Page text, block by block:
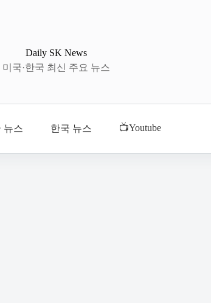
Daily SK News
미국·한국 최신 주요 뉴스
뉴스 한국 뉴스 📺Youtube